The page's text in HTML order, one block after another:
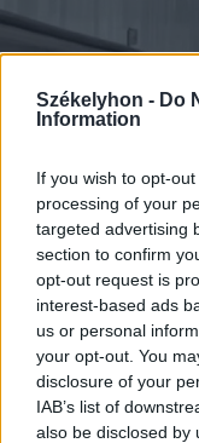
Székelyhon - Do
Information
If you wish to opt-
processing of your
targeted advertising
section to confirm
opt-out request is
interest-based ads
us or personal
your opt-out. You
disclosure of your
IAB’s list of
also be disclosed by
2026. augusztus
Vaddisznó
metróba,
majd